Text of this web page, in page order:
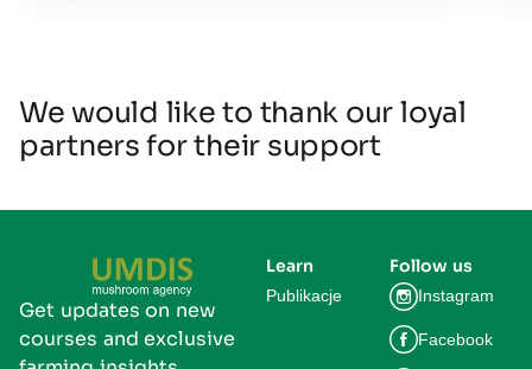
We would like to thank our loyal
partners for their support
Get updates on new
courses and exclusive
Learn
Publikacje
Follow us
Instagram
Facebook